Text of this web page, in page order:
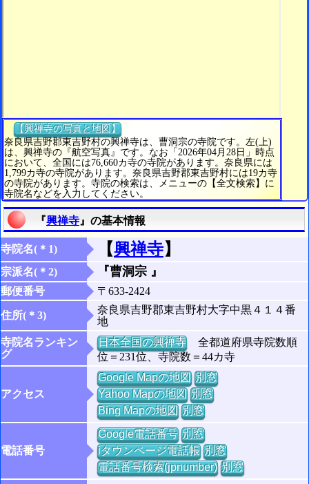
【興禅寺の写真と地図】
奈良県吉野郡東吉野村の興禅寺は、曹洞宗の寺院です。左(上)
は、興禅寺の『航空写真』です。なお「2026年04月28日」時点
において、全国には76,660カ寺の寺院があります。奈良県には
1,799カ寺の寺院があります。奈良県吉野郡東吉野村には19カ寺
の寺院があります。寺院の検索は、メニューの【全文検索】に
寺院名などを入力してください。
『興禅寺 』の基本情報
寺院名(＊1) 【興禅寺】
宗派名(＊2) 『曹洞宗 』
郵便番号 〒633-2424
住所(＊3)
奈良県吉野郡東吉野村大字中黒４１４番
地
寺院名ランキン
グ
日本全国の興禅寺全都道府県寺院数順
位＝231位、寺院数＝44カ寺
アクセス
Google Mapの地図 別窓
Yahoo Mapの地図 別窓
Bing Mapの地図 別窓
電話番号
Google電話番号 別窓
iタウンページ電話帳 別窓
電話番号検索(jpnumber) 別窓